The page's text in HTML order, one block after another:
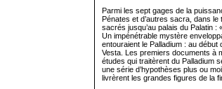
Parmi les sept gages de la
Pénates et d’autres sacra, dans
sacrés jusqu’au palais du Palatin
Un impénétrable mystère
entouraient le Palladium : au
Vesta. Les premiers documents à
études qui traitèrent du Palladium
une série d’hypothèses plus ou
livrèrent les grandes figures de la